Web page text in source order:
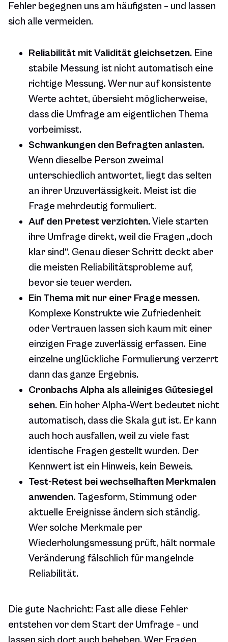
Fehler begegnen uns am häufigsten – und lassen
sich alle vermeiden.
Reliabilität mit Validität gleichsetzen. Eine
stabile Messung ist nicht automatisch eine
richtige Messung. Wer nur auf konsistente
Werte achtet, übersieht möglicherweise,
dass die Umfrage am eigentlichen Thema
vorbeimisst.
Schwankungen den Befragten anlasten.
Wenn dieselbe Person zweimal
unterschiedlich antwortet, liegt das selten
an ihrer Unzuverlässigkeit. Meist ist die
Frage mehrdeutig formuliert.
Auf den Pretest verzichten.Viele starten
ihre Umfrage direkt, weil die Fragen „doch
klar sind“. Genau dieser Schritt deckt aber
die meisten Reliabilitätsprobleme auf,
bevor sie teuer werden.
Ein Thema mit nur einer Frage messen.
Komplexe Konstrukte wie Zufriedenheit
oder Vertrauen lassen sich kaum mit einer
einzigen Frage zuverlässig erfassen. Eine
einzelne unglückliche Formulierung verzerrt
dann das ganze Ergebnis.
Cronbachs Alpha als alleiniges Gütesiegel
sehen. Ein hoher Alpha-Wert bedeutet nicht
automatisch, dass die Skala gut ist. Er kann
auch hoch ausfallen, weil zu viele fast
identische Fragen gestellt wurden. Der
Kennwert ist ein Hinweis, kein Beweis.
Test-Retest bei wechselhaften Merkmalen
anwenden. Tagesform, Stimmung oder
aktuelle Ereignisse ändern sich ständig.
Wer solche Merkmale per
Wiederholungsmessung prüft, hält normale
Veränderung fälschlich für mangelnde
Reliabilität.
Die gute Nachricht: Fast alle diese Fehler
entstehen vor dem Start der Umfrage – und